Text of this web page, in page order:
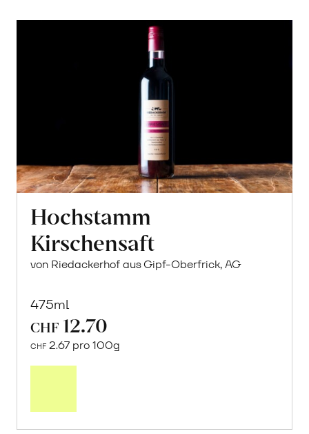
Hochstamm
Kirschensaft
von Riedackerhof aus Gipf-Oberfrick, AG
475ml
CHF 12.70
CHF 2.67 pro 100g